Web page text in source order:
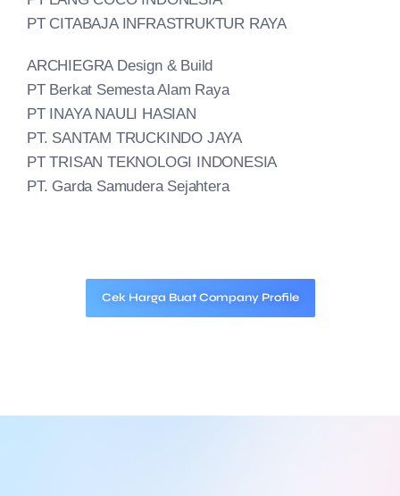
PT CITABAJA INFRASTRUKTUR RAYA
ARCHIEGRA Design & Build
PT Berkat Semesta Alam Raya
PT INAYA NAULI HASIAN
PT. SANTAM TRUCKINDO JAYA
PT TRISAN TEKNOLOGI INDONESIA
PT. Garda Samudera Sejahtera
Cek Harga Buat Company Profile